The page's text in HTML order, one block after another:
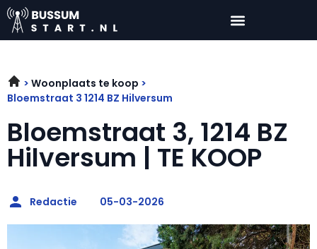
Woonplaats te koop
Bloemstraat 3 1214 BZ Hilversum
Bloemstraat 3, 1214 BZ
Hilversum | TE KOOP
Redactie 05-03-2026